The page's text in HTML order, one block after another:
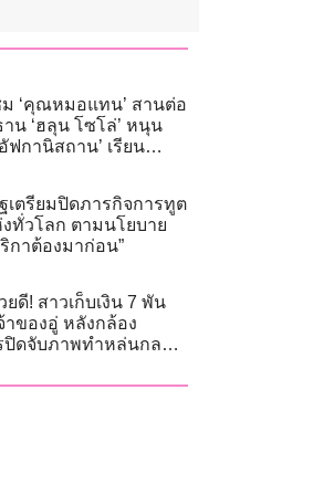
‘คุณหมอแทน’ สานต่อ
น ‘ฮลุน โซโล่’ หนุน
อัฟกานิสถาน’ เรียน
เตรียมปิดภารกิจการทูต
ทั่วโลก ตามนโยบาย
ริกาต้องมาก่อน”
ยดี! สาวเก็บเงิน 7 พัน
าของอู่ หลังกล้อง
ปิดจับภาพทำหล่นกลาง